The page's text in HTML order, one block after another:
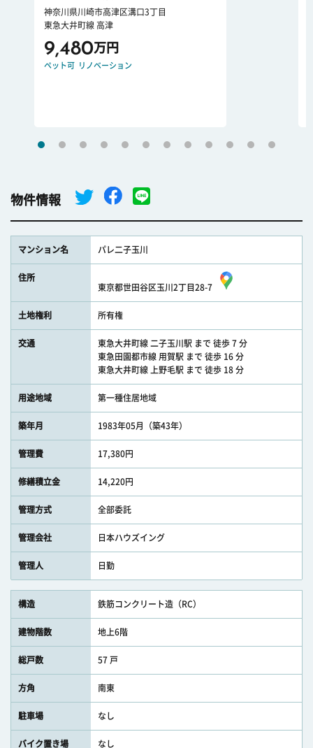
神奈川県川崎市高津区溝口3丁目
東急大井町線 高津
9,480万円
ペット可 リノベーション
物件情報
マンション名 パレ二子玉川
住所
東京都世田谷区玉川2丁目28-7
土地権利 所有権
交通
東急大井町線 二子玉川駅 まで 徒歩 7 分
東急田園都市線 用賀駅 まで 徒歩 16 分
東急大井町線 上野毛駅 まで 徒歩 18 分
用途地域 第一種住居地域
築年月 1983年05月（築43年）
管理費 17,380円
修繕積立金 14,220円
管理方式 全部委託
管理会社 日本ハウズイング
管理人 日勤
構造 鉄筋コンクリート造（RC）
建物階数 地上6階
総戸数 57 戸
方角 南東
駐車場 なし
バイク置き場 なし